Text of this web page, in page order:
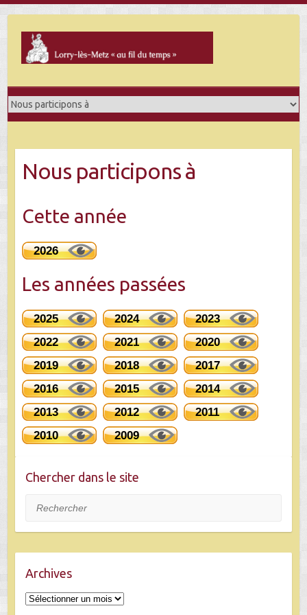
content
Nous participons à
Cette année
2026
Les années passées
2025 2024
2023
2022
2021
2020
2019
2018
2017
2016
2015
2014
2013
2012
2011
2010
2009
Chercher dans le site
Rechercher
Archives
Archives